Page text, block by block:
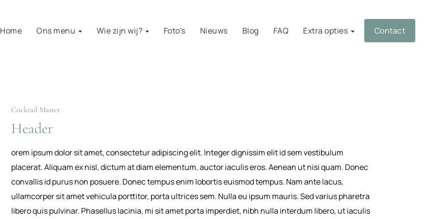
Home Ons menu Wie zijn wij? Foto's Nieuws Blog FAQ Extra opties Contact
Header
Cocktail Master
orem ipsum dolor sit amet, consectetur adipiscing elit. Integer dignissim elit id sem vestibulum
placerat. Aliquam ex nisl, dictum at diam elementum, auctor iaculis eros. Aenean ut nisi quam. Donec
convallis id purus non posuere. Donec tempus enim lobortis euismod tempus. Nam ante lacus,
ullamcorper sit amet vehicula porttitor, porta ultrices sem. Nulla eu ipsum mauris. Sed varius pharetra
libero quis pulvinar. Phasellus lacinia, mi sit amet porta imperdiet, nibh nulla interdum libero, ut iaculis